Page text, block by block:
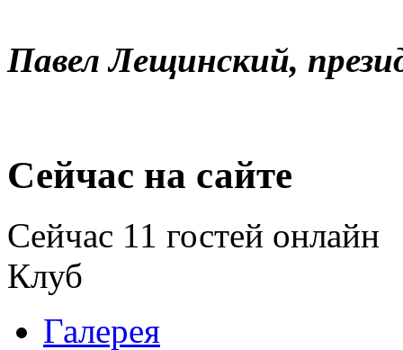
ПавелЛещинский,
Сейчас на сайте
Сейчас 11 гостей онлайн
Клуб
Галерея